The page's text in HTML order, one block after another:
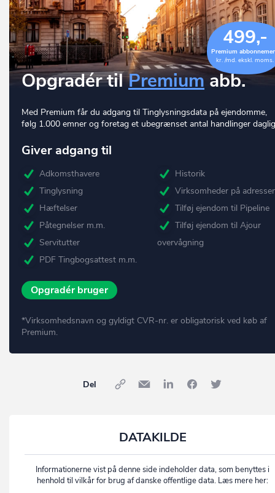
499,-
Premium
kr. /md. ekskl. moms.
Opgradér tilPremium abb.
Med Premium får du adgang til Tinglysningsdata på ejendomme,
følg 1.000 emner og foretag et ubegrænset antal handlinger
Giver adgang til
Adkomsthavere
Tinglysning
Hæftelser
Påtegnelser m.m.
Servitutter
PDF Tingbogsattest m.m.
Historik
Virksomheder på
Tilføj ejendom til Pipeline
Tilføj ejendom til Ajour
overvågning
Opgradér bruger
*Virksomhedsnavn og gyldigt CVR-nr. er obligatorisk ved køb af
Premium.
Del
DATAKILDE
Informationerne vist på denne side indeholder data, som benyttes i
henhold til vilkår for brug af danske offentlige data. Læs mere her: